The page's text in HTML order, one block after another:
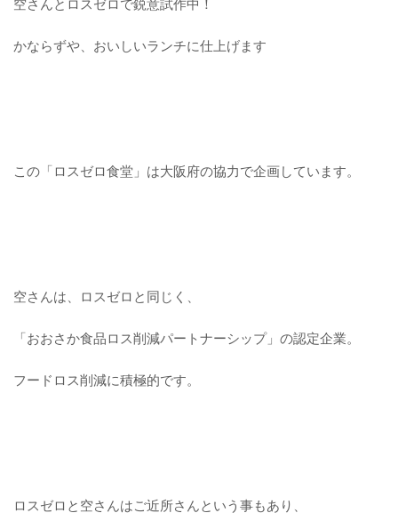
空さんとロスゼロで鋭意試作中！
かならずや、おいしいランチに仕上げます
この「ロスゼロ食堂」は大阪府の協力で企画しています。
空さんは、ロスゼロと同じく、
「おおさか食品ロス削減パートナーシップ」の認定企業。
フードロス削減に積極的です。
ロスゼロと空さんはご近所さんという事もあり、